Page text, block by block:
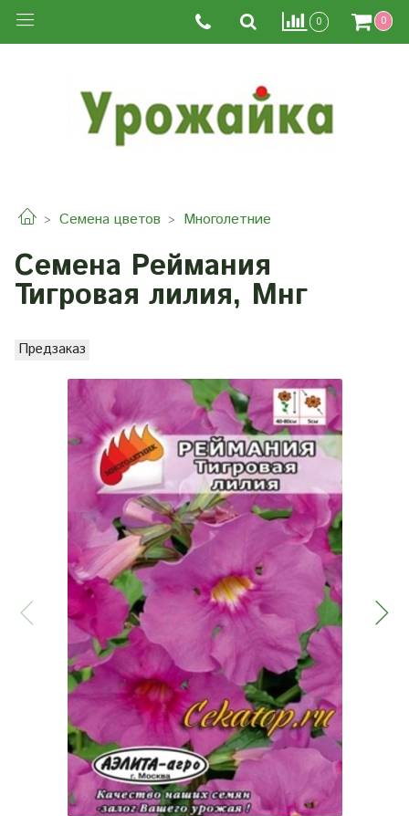
0 0
Семена цветов Многолетние
Семена Реймания
Тигровая лилия, Мнг
Предзаказ